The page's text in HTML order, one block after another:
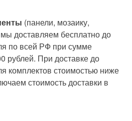
(панели, мозаику,
доставляем бесплатно до
по всей РФ при сумме
рублей. При доставке до
комплектов стоимостью ниже
стоимость доставки в